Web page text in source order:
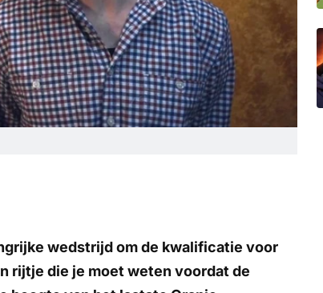
wedstrijd om de kwalificatie voor
rijtje die je moet weten voordat de